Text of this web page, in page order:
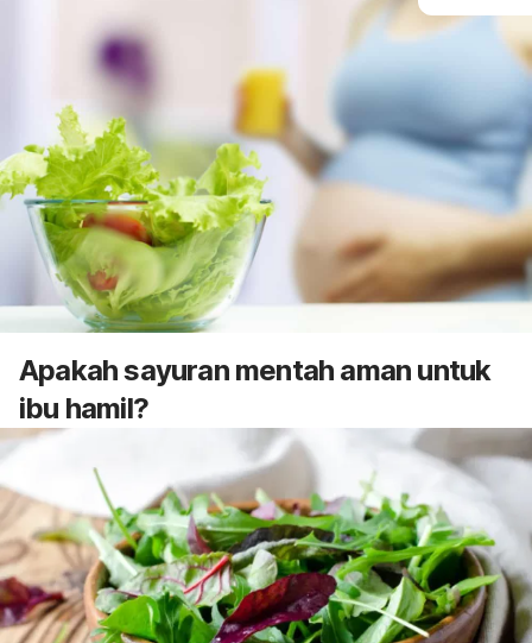
Apakah sayuran mentah aman untuk
ibu hamil?